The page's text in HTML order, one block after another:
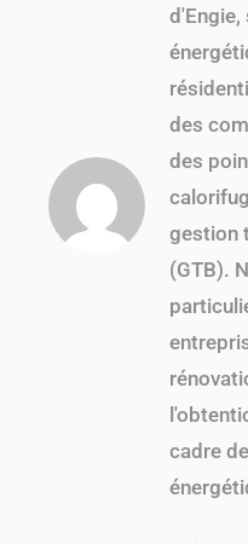
des
des
gestion
(GTB).
cadre